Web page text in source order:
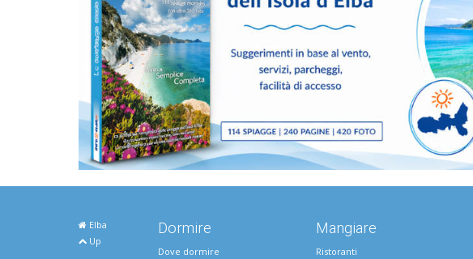
Elba
Up
Dormire
Dove dormire
Mangiare
Ristoranti